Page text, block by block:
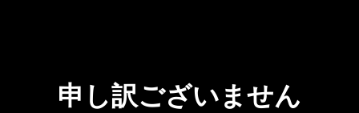
申し訳ございません